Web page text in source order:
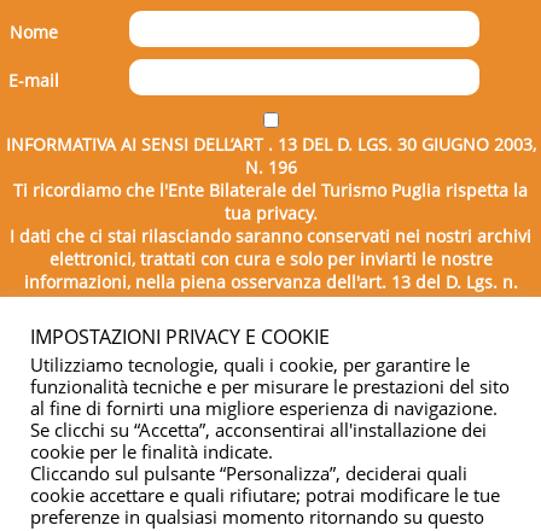
Nome
E-mail
INFORMATIVA AI SENSI DELL’ART . 13 DEL D. LGS. 30 GIUGNO 2003,
N. 196
Ti ricordiamo che l'Ente Bilaterale del Turismo Puglia rispetta la
tua privacy.
I dati che ci stai rilasciando saranno conservati nei nostri archivi
elettronici, trattati con cura e solo per inviarti le nostre
informazioni, nella piena osservanza dell'art. 13 del D. Lgs. n.
196/2003.
Copyright © 2026 - Ente Bilaterale del Turismo Puglia - C.F.
IMPOSTAZIONI PRIVACY E COOKIE
Utilizziamo tecnologie, quali i cookie, per garantire le
funzionalità tecniche e per misurare le prestazioni del sito
al fine di fornirti una migliore esperienza di navigazione.
Se clicchi su “Accetta”, acconsentirai all'installazione dei
cookie per le finalità indicate.
Cliccando sul pulsante “Personalizza”, deciderai quali
cookie accettare e quali rifiutare; potrai modificare le tue
preferenze in qualsiasi momento ritornando su questo